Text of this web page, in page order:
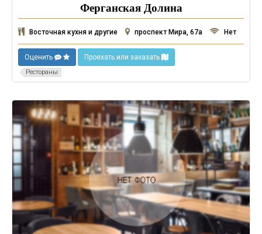
Ферганская Долина
Восточная кухня и другие проспект Мира, 67а Нет
Оценить Проехать или заказать
Рестораны